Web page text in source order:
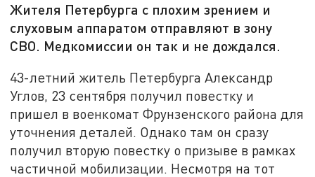
Жителя Петербурга с плохим зрением и
слуховым аппаратом отправляют в зону
СВО. Медкомиссии он так и не дождался.
43-летний житель Петербурга Александр
Углов, 23 сентября получил повестку и
пришел в военкомат Фрунзенского района для
уточнения деталей. Однако там он сразу
получил вторую повестку о призыве в рамках
частичной мобилизации. Несмотря на тот